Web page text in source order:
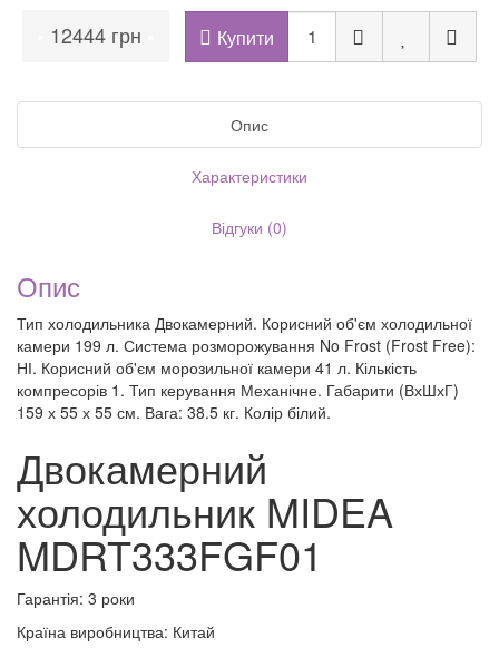
12444 грн Купити
Опис
Характеристики
Відгуки (0)
Опис
Тип холодильника Двокамерний. Корисний об'єм холодильної
камери 199 л. Система розморожування No Frost (Frost Free):
НІ. Корисний об'єм морозильної камери 41 л. Кількість
компресорів 1. Тип керування Механічне. Габарити (ВхШхГ)
159 х 55 х 55 см. Вага: 38.5 кг. Колір білий.
Двокамерний
холодильник MIDEA
MDRT333FGF01
Гарантія: 3 роки
Країна виробництва: Китай